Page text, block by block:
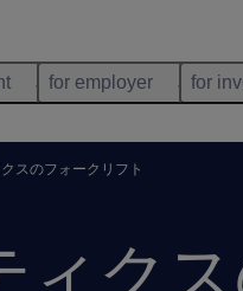
for employer for
スのフォークリフト
ク